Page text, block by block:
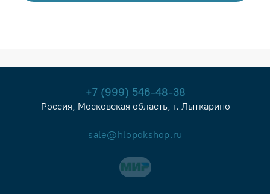
0014
+7 (999) 546-48-38
Россия, Московская область, г. Лыткарино
sale@hlopokshop.ru